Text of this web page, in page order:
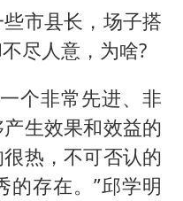
市县长，场子搭
尽人意，为啥?
个非常先进、非
生效果和效益的
热，不可否认的
的存在。”邱学明